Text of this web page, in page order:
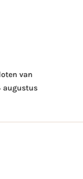
van
augustus